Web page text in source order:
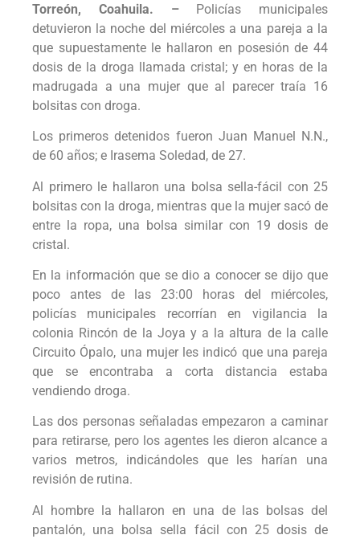
Torreón, Coahuila. –Policías municipales
detuvieron la noche del miércoles a una pareja a la
que supuestamente le hallaron en posesión de 44
dosis de la droga llamada cristal; y en horas de la
madrugada a una mujer que al parecer traía 16
bolsitas con droga.
Los primeros detenidos fueron Juan Manuel N.N.,
de 60 años; e Irasema Soledad, de 27.
Al primero le hallaron una bolsa sella-fácil con 25
bolsitas con la droga, mientras que la mujer sacó de
entre la ropa, una bolsa similar con 19 dosis de
cristal.
En la información que se dio a conocer se dijo que
poco antes de las 23:00 horas del miércoles,
policías municipales recorrían en vigilancia la
colonia Rincón de la Joya y a la altura de la calle
Circuito Ópalo, una mujer les indicó que una pareja
que se encontraba a corta distancia estaba
vendiendo droga.
Las dos personas señaladas empezaron a caminar
para retirarse, pero los agentes les dieron alcance a
varios metros, indicándoles que les harían una
revisión de rutina.
Al hombre la hallaron en una de las bolsas del
pantalón, una bolsa sella fácil con 25 dosis de